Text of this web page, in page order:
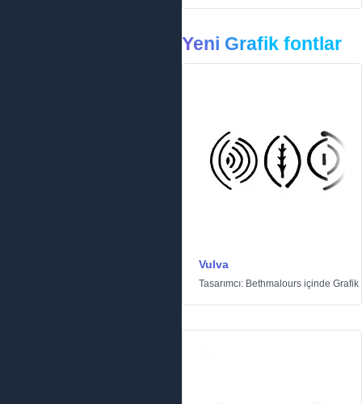
Yeni Grafik fontlar
Vulva
Tasarımcı: Bethmalours içinde Grafik